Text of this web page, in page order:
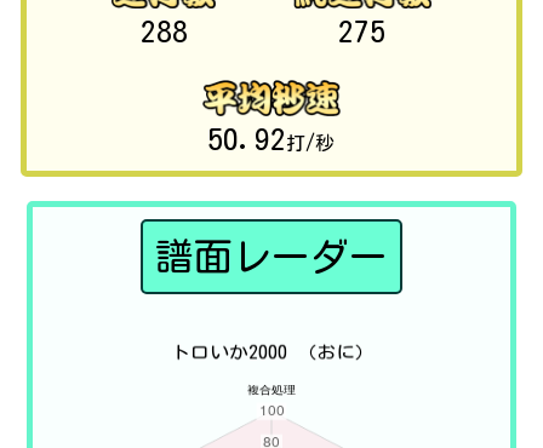
288 275
50.92打/秒
譜面レーダー